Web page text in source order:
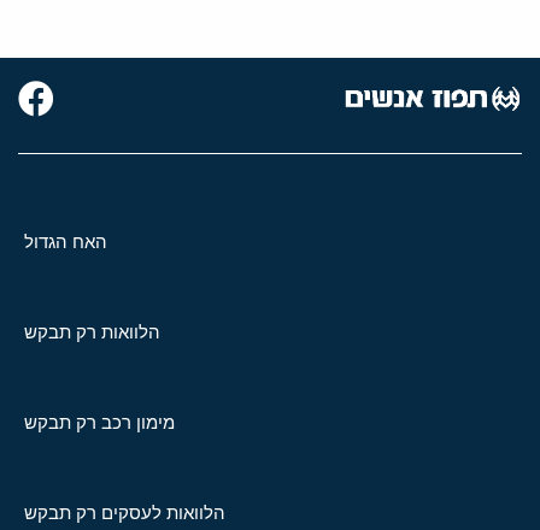
האח הגדול
הלוואות רק תבקש
מימון רכב רק תבקש
הלוואות לעסקים רק תבקש